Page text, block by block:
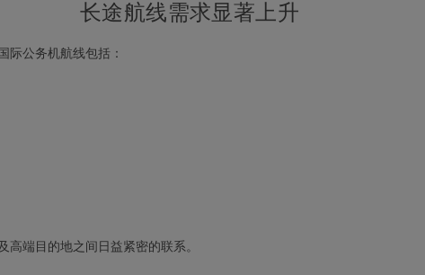
长途航线需求显著上升
际公务机航线包括：
高端目的地之间日益紧密的联系。